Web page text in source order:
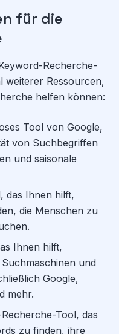
für die
Recherche-
weiterer Ressourcen,
helfen können:
Tool von Google,
von Suchbegriffen
und saisonale
das Ihnen hilft,
die Menschen zu
Ihnen hilft,
und
Google,
mehr.
Tool, das
zu finden, ihre